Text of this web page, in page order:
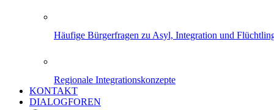
Häufige Bürgerfragen zu Asyl, Integration und
Regionale Integrationskonzepte
KONTAKT
DIALOGFOREN